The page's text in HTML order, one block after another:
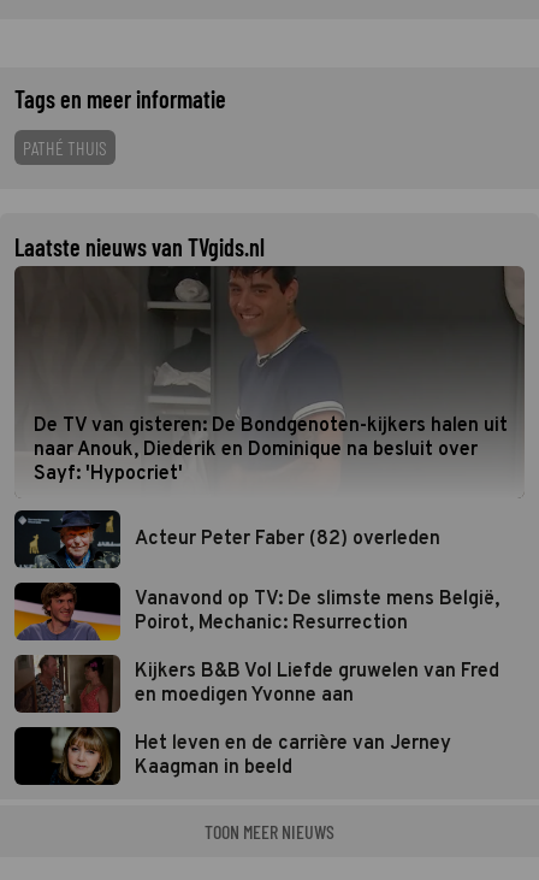
Tags en meer informatie
PATHÉ THUIS
Laatste nieuws van TVgids.nl
De TV van gisteren: De Bondgenoten-kijkers halen uit
naar Anouk, Diederik en Dominique na besluit over
Sayf: 'Hypocriet'
Acteur Peter Faber (82) overleden
Vanavond op TV: De slimste mens België,
Poirot, Mechanic: Resurrection
Kijkers B&B Vol Liefde gruwelen van Fred
en moedigen Yvonne aan
Het leven en de carrière van Jerney
Kaagman in beeld
TOON MEER NIEUWS